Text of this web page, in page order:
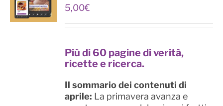
5,00€
Più di 60 pagine di verità,
ricette e ricerca.
Il sommario dei contenuti di
aprile: La primavera avanza e